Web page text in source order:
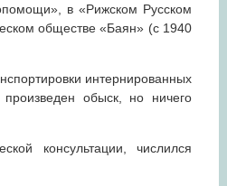
в «Рижском Русском
обществе «Баян» (с 1940
интернированных
обыск, но ничего
консультации, числился